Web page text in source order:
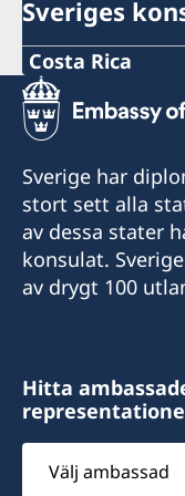
Sveriges
Costa Rica
Telefon:
+506 2213 0620
E-post:
Consulado
Pavas, San José
Costa Rica
Måndag till
Sverige har
stort sett alla
av dessa stater
konsulat.
av drygt 100
Hitta
Välj
ambassad